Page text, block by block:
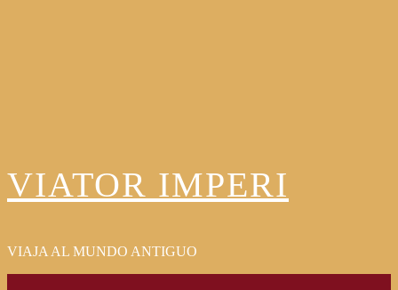
VIATOR IMPERI
VIAJA AL MUNDO ANTIGUO